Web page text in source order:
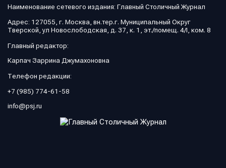
Наименование сетевого издания: Главный Столичный Журнал
Адрес: 127055, г. Москва, вн.тер.г. Муниципальный Округ
Тверской, ул Новослободская, д. 37, к. 1, эт./помещ. 4/I, ком. 8
Главный редактор:
Карпач Заррина Джумахоновна
Телефон редакции:
+7 (985) 774-61-58
info@psj.ru